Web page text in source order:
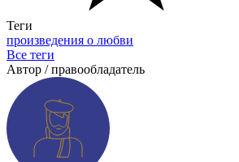
Теги
произведения о любви
Все теги
Автор / правообладатель